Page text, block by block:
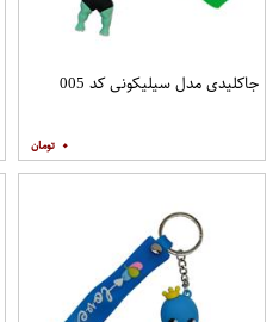
جاکلیدی مدل سیلیکونی کد 005
۰